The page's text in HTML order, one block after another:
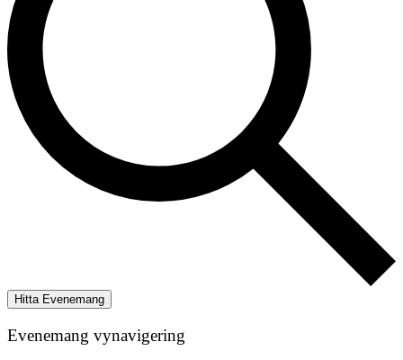
Hitta Evenemang
Evenemang vynavigering